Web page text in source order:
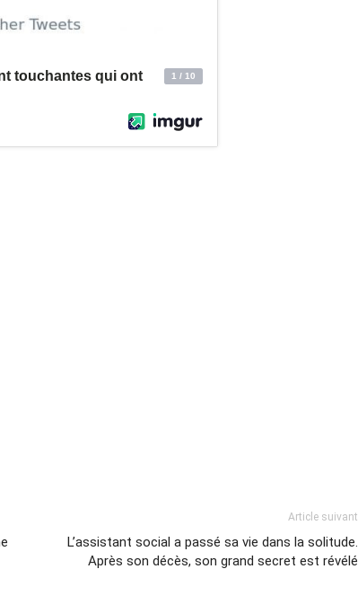
Article suivant
L’assistant social a passé sa vie dans la solitude.
Après son décès, son grand secret est révélé